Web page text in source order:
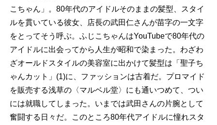
こちゃん」。80年代のアイドルそのままの髪型、スタイ
ルを貫いている彼女、店長の武田仁さんが苗字の一文字
をとってそう呼ぶ。ふじこちゃんはYouTubeで80年代の
アイドルに出会ってから人生が昭和で染まった。わざわ
ざオールドスタイルの美容室に出かけて髪型は「聖子ち
ゃんカット」(1)に、ファッションは古着だ。プロマイド
を販売する浅草の〈マルベル堂〉にも通いつめて、つい
には就職してしまった。いまでは武田さんの片腕として
奮闘する日々だ。このところ80年代アイドルに憧れスタ